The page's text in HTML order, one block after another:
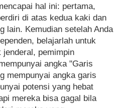
hal ini: pertama,
di atas kedua kaki dan
lain. Kemudian setelah Anda
belajarlah untuk
jenderal, pemimpin
angka "Garis
mempunyai angka garis
potensi yang hebat
mereka bisa gagal bila